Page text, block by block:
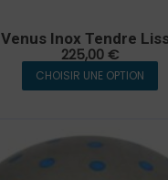
Venus Inox Tendre
225,00€
CHOISIR UNE OPTION